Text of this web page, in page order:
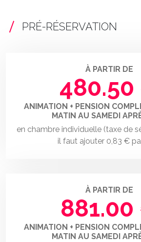
PRÉ-RÉSERVATION
À PARTIR DE
ANIMATION + PENSION
MATIN AU SAMEDI
en chambre individuelle (taxe de
il faut ajouter 0,83 €
À PARTIR DE
ANIMATION + PENSION
MATIN AU SAMEDI